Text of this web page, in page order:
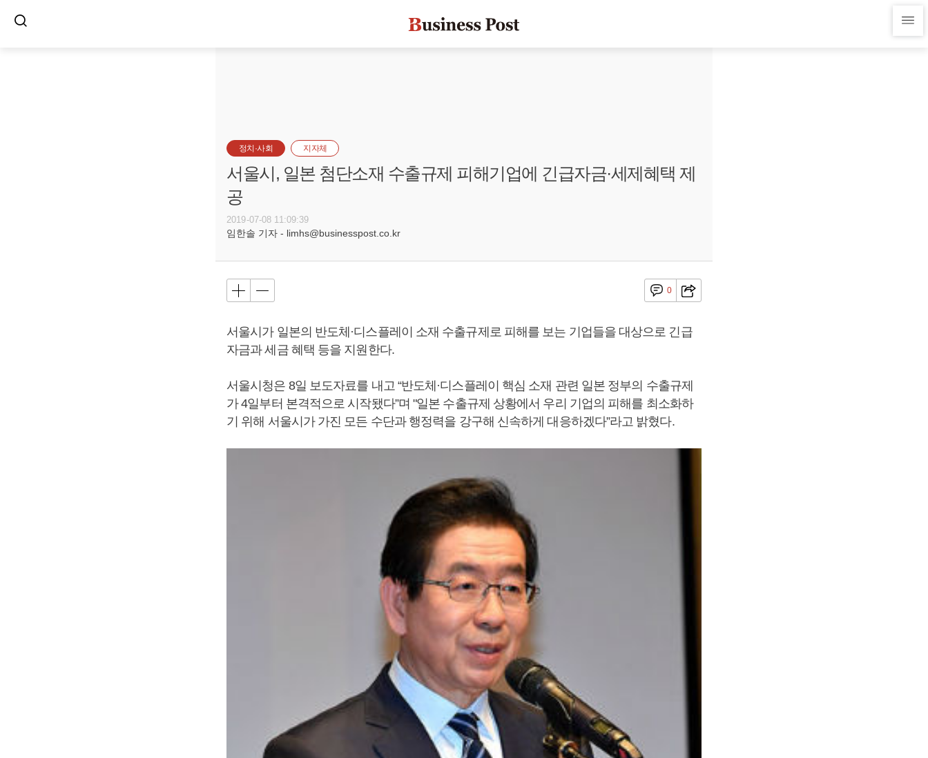
정치·사회 지자체
서울시, 일본 첨단소재 수출규제 피해기업에 긴급자금·세제혜택 제
공
2019-07-08 11:09:39
임한솔 기자 - limhs@businesspost.co.kr
0
서울시가 일본의 반도체·디스플레이 소재 수출규제로 피해를 보는 기업들을 대상으로 긴급
자금과 세금 혜택 등을 지원한다.
서울시청은 8일 보도자료를 내고 “반도체·디스플레이 핵심 소재 관련 일본 정부의 수출규제
가 4일부터 본격적으로 시작됐다”며 "일본 수출규제 상황에서 우리 기업의 피해를 최소화하
기 위해 서울시가 가진 모든 수단과 행정력을 강구해 신속하게 대응하겠다”라고 밝혔다.